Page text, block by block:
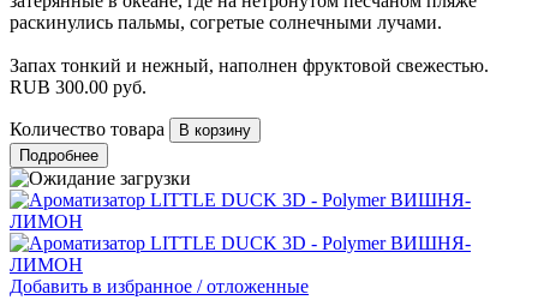
раскинулись пальмы, согретые солнечными лучами.
Запах тонкий и нежный, наполнен фруктовой свежестью.
RUB 300.00 руб.
Количество товара
Подробнее
Добавить в избранное / отложенные